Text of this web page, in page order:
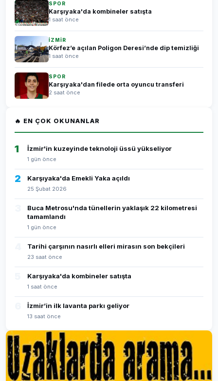
SPOR
Karşıyaka'da kombineler satışta
1 saat önce
İZMİR
Körfez’e açılan Poligon Deresi’nde dip temizliği
1 saat önce
SPOR
Karşıyaka'dan filede orta oyuncu transferi
2 saat önce
🔥 EN ÇOK OKUNANLAR
1 İzmir'in kuzeyinde teknoloji üssü yükseliyor
1 gün önce
2 Karşıyaka'da Emekli Yaka açıldı
25 Şubat 2026
Buca Metrosu'nda tünellerin yaklaşık 22 kilometresi
tamamlandı
1 gün önce
Tarihi çarşının nasırlı elleri mirasın son bekçileri
23 saat önce
Karşıyaka'da kombineler satışta
1 saat önce
İzmir’in ilk lavanta parkı geliyor
13 saat önce